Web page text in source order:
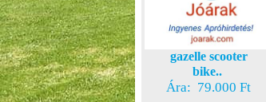
gazelle scooter
bike..
Ára: 79.000 Ft